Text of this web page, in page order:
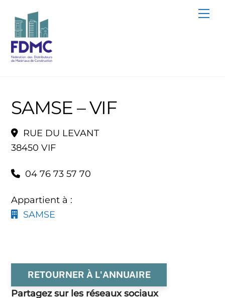
content
SAMSE – VIF
RUE DU LEVANT
38450 VIF
04 76 73 57 70
Appartient à :
SAMSE
RETOURNER À L'ANNUAIRE
Partagez sur les réseaux sociaux